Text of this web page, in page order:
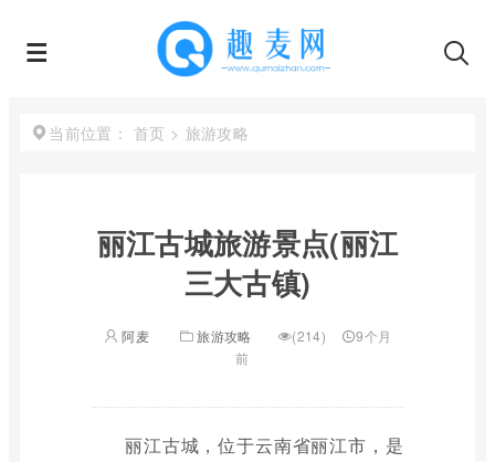
当前位置： 首页 > 旅游攻略
丽江古城旅游景点(丽江
三大古镇)
阿麦 旅游攻略 (214)
9个月
前
丽江古城，位于云南省丽江市，是